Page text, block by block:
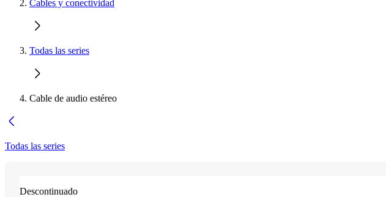
Cables y conectividad
Todas las series
Cable de audio estéreo
Todas las series
Descontinuado